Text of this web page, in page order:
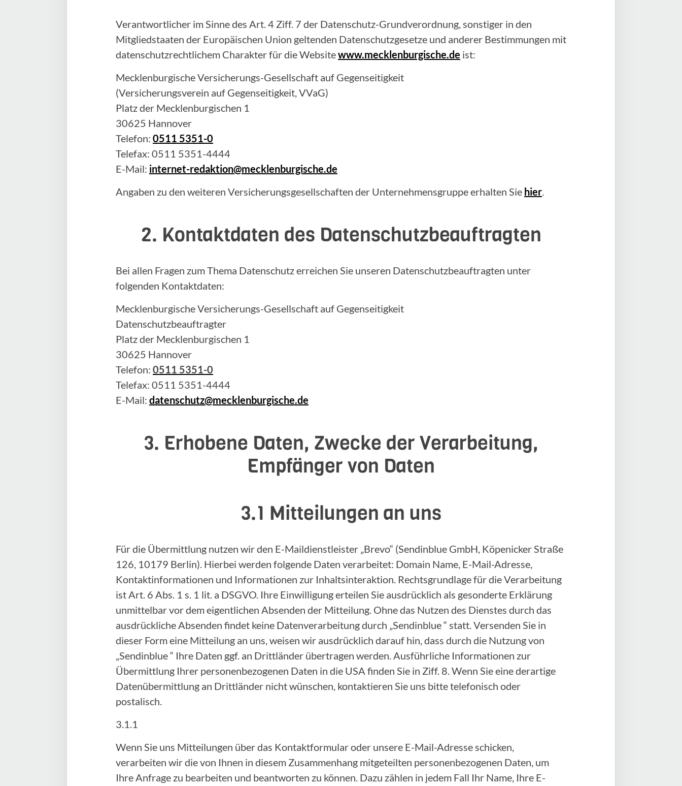
Verantwortlicher im Sinne des Art. 4 Ziff. 7 der Datenschutz-Grundverordnung, sonstiger in den
Mitgliedstaaten der Europäischen Union geltenden Datenschutzgesetze und anderer Bestimmungen mit
datenschutzrechtlichem Charakter für die Websitewww.mecklenburgische.de ist:
Mecklenburgische Versicherungs-Gesellschaft auf Gegenseitigkeit
(Versicherungsverein auf Gegenseitigkeit, VVaG)
Platz der Mecklenburgischen 1
30625 Hannover
Telefon: 0511 5351-0
Telefax: 0511 5351-4444
E-Mail: internet-redaktion@mecklenburgische.de
Angaben zu den weiteren Versicherungsgesellschaften der Unternehmensgruppe erhalten Sie hier.
2. Kontaktdaten des Datenschutzbeauftragten
Bei allen Fragen zum Thema Datenschutz erreichen Sie unseren Datenschutzbeauftragten unter
folgenden Kontaktdaten:
Mecklenburgische Versicherungs-Gesellschaft auf Gegenseitigkeit
Datenschutzbeauftragter
Platz der Mecklenburgischen 1
30625 Hannover
Telefon: 0511 5351-0
Telefax: 0511 5351-4444
E-Mail: datenschutz@mecklenburgische.de
3. Erhobene Daten, Zwecke der Verarbeitung,
Empfänger von Daten
3.1 Mitteilungen an uns
Für die Übermittlung nutzen wir den E-Maildienstleister „Brevo“ (Sendinblue GmbH, Köpenicker Straße
126, 10179 Berlin). Hierbei werden folgende Daten verarbeitet: Domain Name, E-Mail-Adresse,
Kontaktinformationen und Informationen zur Inhaltsinteraktion. Rechtsgrundlage für die Verarbeitung
ist Art. 6 Abs. 1 s. 1 lit. a DSGVO. Ihre Einwilligung erteilen Sie ausdrücklich als gesonderte Erklärung
unmittelbar vor dem eigentlichen Absenden der Mitteilung. Ohne das Nutzen des Dienstes durch das
ausdrückliche Absenden findet keine Datenverarbeitung durch „Sendinblue “ statt. Versenden Sie in
dieser Form eine Mitteilung an uns, weisen wir ausdrücklich darauf hin, dass durch die Nutzung von
„Sendinblue “ Ihre Daten ggf. an Drittländer übertragen werden. Ausführliche Informationen zur
Übermittlung Ihrer personenbezogenen Daten in die USA finden Sie in Ziff. 8. Wenn Sie eine derartige
Datenübermittlung an Drittländer nicht wünschen, kontaktieren Sie uns bitte telefonisch oder
postalisch.
3.1.1
Wenn Sie uns Mitteilungen über das Kontaktformular oder unsere E-Mail-Adresse schicken,
verarbeiten wir die von Ihnen in diesem Zusammenhang mitgeteilten personenbezogenen Daten, um
Ihre Anfrage zu bearbeiten und beantworten zu können. Dazu zählen in jedem Fall Ihr Name, Ihre E-